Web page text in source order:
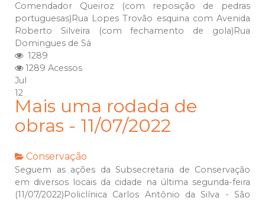
Comendador Queiroz (com reposição de pedras
portuguesas)Rua Lopes Trovão esquina com Avenida
Roberto Silveira (com fechamento de gola)Rua
Domingues de Sá
1289
1289 Acessos
Jul
12
Mais uma rodada de
obras - 11/07/2022
Conservação
Seguem as ações da Subsecretaria de Conservação
em diversos locais da cidade na última segunda-feira
(11/07/2022)Policlínica Carlos Antônio da Silva - São